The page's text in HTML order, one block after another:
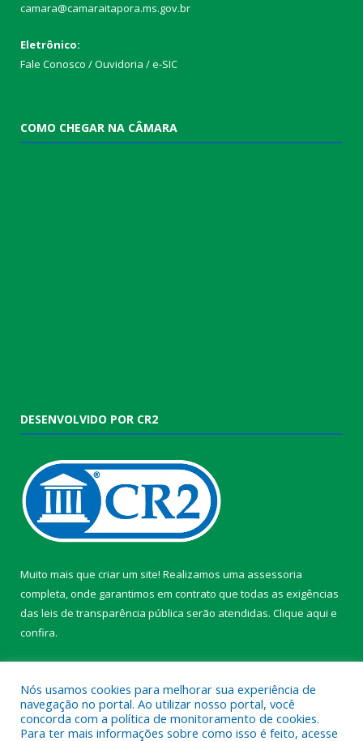
camara@camaraitapora.ms.gov.br
Eletrônico:
Fale Conosco / Ouvidoria / e-SIC
COMO CHEGAR NA CÂMARA
DESENVOLVIDO POR CR2
Muito mais que criar um site! Realizamos uma assessoria
completa, onde garantimos em contrato que todas as exigências
das leis de transparência pública serão atendidas. Clique aqui e
confira.
Nós usamos cookies para melhorar sua experiência de
navegação no portal. Ao utilizar nosso portal, você
concorda com a política de monitoramento de cookies.
Para ter mais informações sobre como isso é feito, acesse